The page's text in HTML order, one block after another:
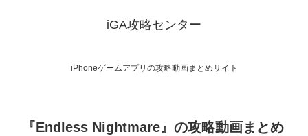
iGA攻略センター
iPhoneゲームアプリの攻略動画まとめサイト
『Endless Nightmare』の攻略動画まとめ